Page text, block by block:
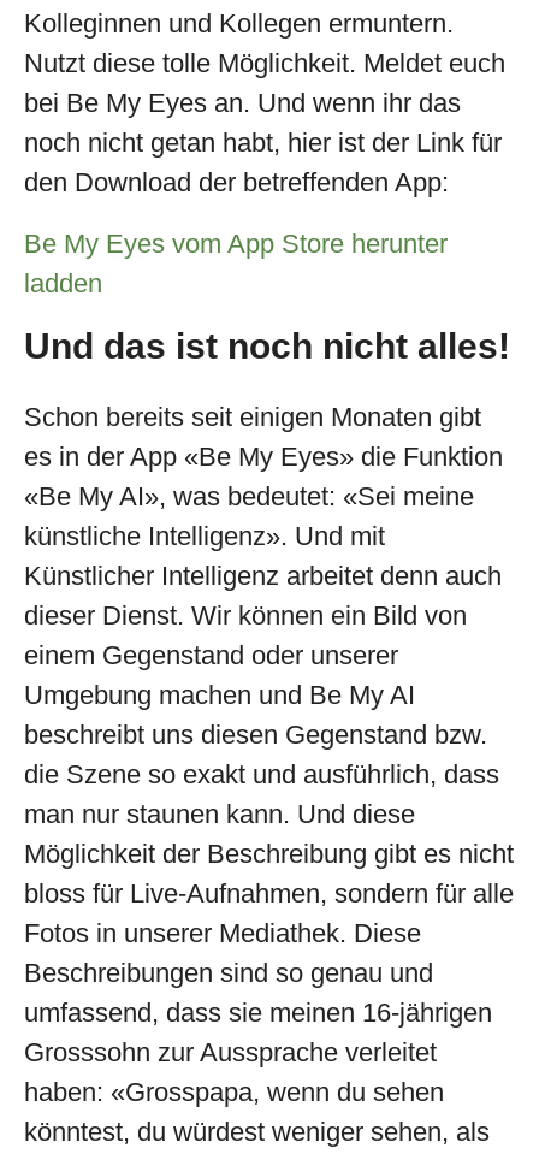
Kolleginnen und Kollegen ermuntern.
Nutzt diese tolle Möglichkeit. Meldet euch
bei Be My Eyes an. Und wenn ihr das
noch nicht getan habt, hier ist der Link für
den Download der betreffenden App:
Be My Eyes vom App Store herunter
ladden
Und das ist noch nicht alles!
Schon bereits seit einigen Monaten gibt
es in der App «Be My Eyes» die Funktion
«Be My AI», was bedeutet: «Sei meine
künstliche Intelligenz». Und mit
Künstlicher Intelligenz arbeitet denn auch
dieser Dienst. Wir können ein Bild von
einem Gegenstand oder unserer
Umgebung machen und Be My AI
beschreibt uns diesen Gegenstand bzw.
die Szene so exakt und ausführlich, dass
man nur staunen kann. Und diese
Möglichkeit der Beschreibung gibt es nicht
bloss für Live-Aufnahmen, sondern für alle
Fotos in unserer Mediathek. Diese
Beschreibungen sind so genau und
umfassend, dass sie meinen 16-jährigen
Grosssohn zur Aussprache verleitet
haben: «Grosspapa, wenn du sehen
könntest, du würdest weniger sehen, als